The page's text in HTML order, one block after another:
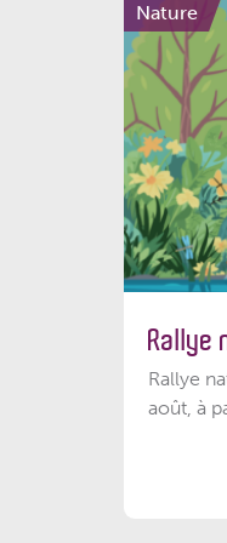
Nature
Rallye
Rallye
août, à